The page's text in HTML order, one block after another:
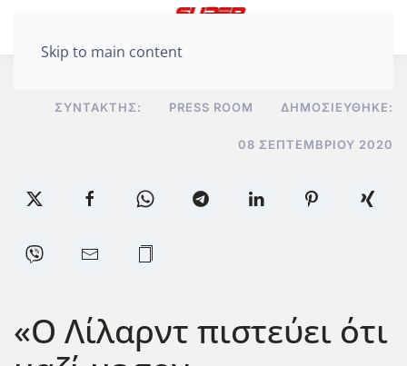
Skip to main content
ΣΥΝΤΆΚΤΗΣ: PRESS ROOM ΔΗΜΟΣΙΕΎΘΗΚΕ:
08 ΣΕΠΤΕΜΒΡΊΟΥ 2020
«Ο Λίλαρντ πιστεύει ότι